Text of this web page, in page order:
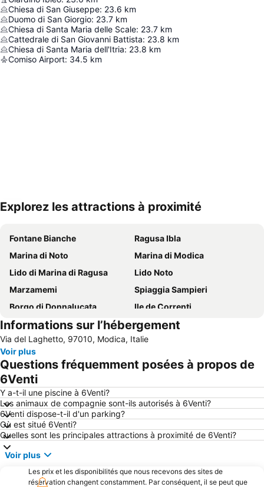
Chiesa di San Giuseppe: 23.6 km
Duomo di San Giorgio: 23.7 km
Chiesa di Santa Maria delle Scale: 23.7 km
Cattedrale di San Giovanni Battista: 23.8 km
Chiesa di Santa Maria dell'Itria: 23.8 km
Comiso Airport: 34.5 km
Explorez les attractions à proximité
Fontane Bianche
Ragusa Ibla
Marina di Noto
Marina di Modica
Lido di Marina di Ragusa
Lido Noto
Marzamemi
Spiaggia Sampieri
Borgo di Donnalucata
Ile de Correnti
Spiaggia di San Lorenzo
Giardino Ibleo
Lido Noto
Lido Avola
Playa Grande
Donnafugata
Punta Secca
Punta Braccetto
Scoglitti
Santa Maria del Focallo
La cava di Ispica
Réserve naturelle de Vendicari
île du cap Passero
Informations sur l’hébergement
Via del Laghetto, 97010, Modica, Italie
Voir plus
Questions fréquemment posées à propos de
6Venti
Y a-t-il une piscine à 6Venti?
Les animaux de compagnie sont-ils autorisés à 6Venti?
6Venti dispose-t-il d'un parking?
Où est situé 6Venti?
Quelles sont les principales attractions à proximité de 6Venti?
Voir plus
Les prix et les disponibilités que nous recevons des sites de
réservation changent constamment. Par conséquent, il se peut que